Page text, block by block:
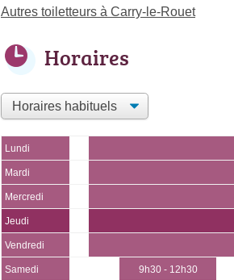
Autres toiletteurs à Carry-le-Rouet
Horaires
Lundi
Mardi
Mercredi
Jeudi
Vendredi
Samedi 9h30 - 12h30